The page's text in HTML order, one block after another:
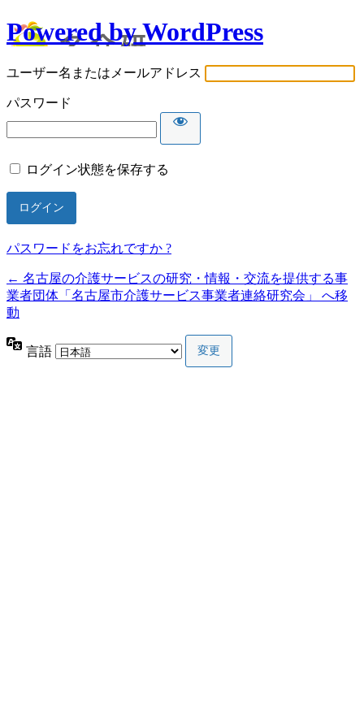
Powered by WordPress
ユーザー名またはメールアドレス
パスワード
ログイン状態を保存する
パスワードをお忘れですか ?
← 名古屋の介護サービスの研究・情報・交流を提供する事
業者団体「名古屋市介護サービス事業者連絡研究会」 へ移
動
言語